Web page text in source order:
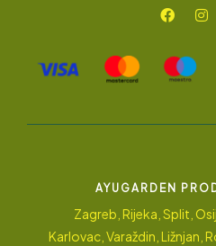
AYUGARDEN
Zagreb, Rijeka, Split,
Karlovac, Varaždin, Ližnjan,